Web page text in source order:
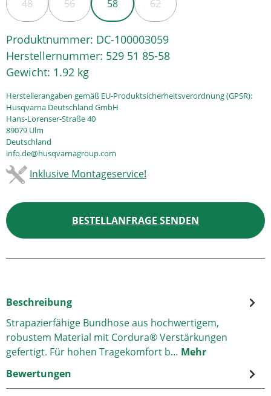
48(DIESE OPTION IST ZURZEIT NICHT VERFÜGBAR.)
56(DIESE OPTION IST ZURZEIT NICHT VERFÜGBAR.)
58 62(DIESE OPTION IST ZURZEIT
Produktnummer: DC-100003059
Herstellernummer: 529 51 85-58
Gewicht: 1.92 kg
Herstellerangaben gemäß EU-Produktsicherheitsverordnung (GPSR):
Husqvarna Deutschland GmbH
Hans-Lorenser-Straße 40
89079 Ulm
Deutschland
info.de@husqvarnagroup.com
Inklusive Montageservice!
BESTELLANFRAGE SENDEN
Beschreibung
Strapazierfähige Bundhose aus hochwertigem,
robustem Material mit Cordura® Verstärkungen
gefertigt. Für hohen Tragekomfort b… Mehr
Bewertungen